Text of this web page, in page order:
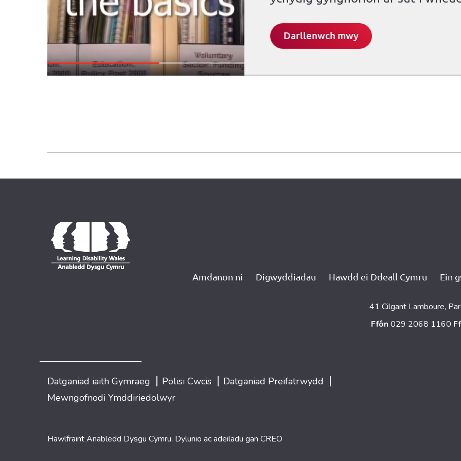
Darllenwch mwy
Amdanon ni Digwyddiadau Hawdd ei Ddeall Cymru Ein
41 Cilgant Lamboure,
Ffôn 029 2068 1160
Datganiad iaith Gymraeg | Polisi Cwcis | Datganiad Preifatrwydd |
Mewngofnodi Ymddiriedolwyr
Hawlfraint Anabledd Dysgu Cymru. Dylunio ac adeiladu gan CREO